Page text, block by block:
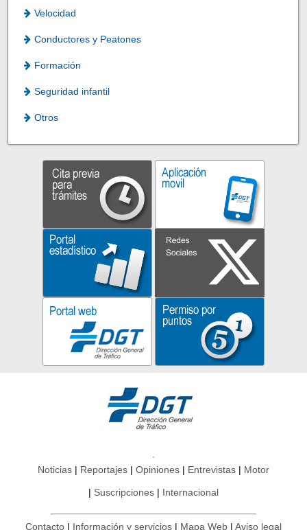
Velocidad
Conductores y Peatones
Formación
Seguridad infantil
Otros
Noticias Reportajes Opiniones Entrevistas Motor
Suscripciones Internacional
Contacto Información y servicios Mapa Web Aviso legal